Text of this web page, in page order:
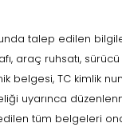
talep edilen
araç ruhsatı,
belgesi, TC kimlik
uyarınca
tüm belgeleri